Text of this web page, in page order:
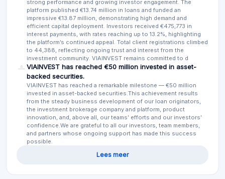
strong performance and growing investor engagement. The
platform published €13.74 million in loans and funded an
impressive €13.87 million, demonstrating high demand and
efficient capital deployment. Investors received €475,773 in
interest payments, with rates reaching up to 13.2%, highlighting
the platform’s continued appeal. Total client registrations climbed
to 44,388, reflecting ongoing trust and interest from the
investment community. VIAINVEST remains committed to d
VIAINVEST has reached €50 million invested in asset-
backed securities.
VIAINVEST has reached a remarkable milestone — €50 million
invested in asset-backed securities.This achievement results
from the steady business development of our loan originators,
the investment brokerage company and platform, product
innovation, and, above all, our teams’ efforts and our investors’
confidence.We are grateful to all our investors, team members,
and partners whose ongoing support has made this success
possible.
Lees meer